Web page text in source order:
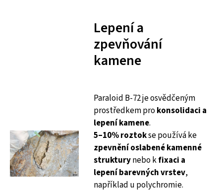
Lepení a
zpevňování
kamene
Paraloid B-72 je osvědčeným
prostředkem prokonsolidaci a
lepení kamene.
5–10% roztokse používá ke
zpevnění oslabené kamenné
strukturynebo kfixaci a
lepení barevných vrstev,
například u polychromie.